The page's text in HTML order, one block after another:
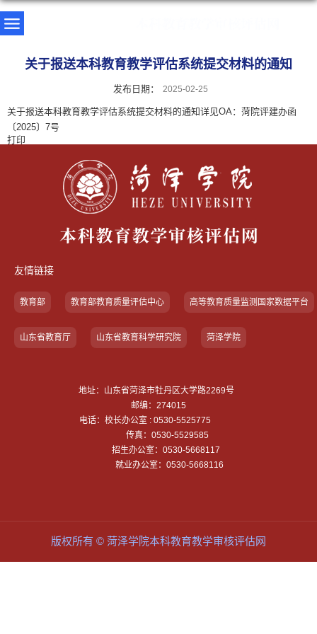
关于报送本科教育教学评估系统提交材料的通知
发布日期： 2025-02-25
关于报送本科教育教学评估系统提交材料的通知详见OA ：菏院评建办函
〔2025〕7号
打印
友情链接
教育部 教育部教育质量评估中心 高等教育质量监测国家数据平台
山东省教育厅 山东省教育科学研究院 菏泽学院
地址：山东省菏泽市牡丹区大学路2269号
邮编：274015
电话：校长办公室 : 0530-5525775
传真：0530-5529585
招生办公室：0530-5668117
就业办公室：0530-5668116
版权所有 © 菏泽学院本科教育教学审核评估网